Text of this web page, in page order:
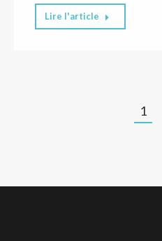
Lire l'article
1